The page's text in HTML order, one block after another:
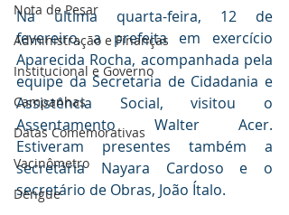
Nota de Pesar
Administração e Finanças
Institucional e Governo
Campanhas
Datas Comemorativas
Vacinômetro
Dengue
Na última quarta-feira, 12 de
fevereiro, a prefeita em exercício
Aparecida Rocha, acompanhada pela
equipe da Secretaria de Cidadania e
Assistência Social, visitou o
Assentamento Walter Acer.
Estiveram presentes também a
secretária Nayara Cardoso e o
secretário de Obras, João Ítalo.